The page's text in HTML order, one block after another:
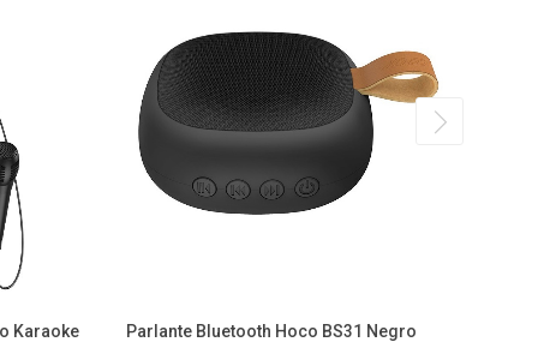
Karaoke Parlante Bluetooth Hoco BS31 Negro